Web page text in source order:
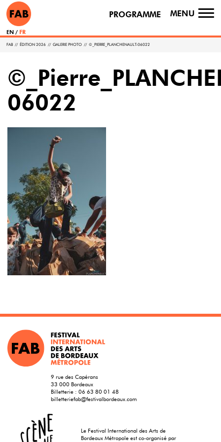
PROGRAMME MENU
EN FR
FAB // ÉDITION 2026 // GALERIE PHOTO // ©_PIERRE_PLANCHENAULT-06022
06022
9 rue des Capérans
33 000 Bordeaux
Billetterie : 06 63 80 01 48
billetteriefab@festivalbordeaux.com
Le Festival International des Arts de
Bordeaux Métropole est co-organisé par